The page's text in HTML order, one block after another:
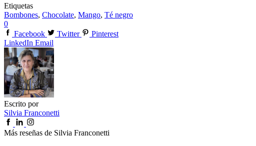
Etiquetas
Bombones, Chocolate, Mango, Té negro
0
Facebook
Twitter
Pinterest
LinkedIn Email
Escrito por
Silvia Franconetti
Más reseñas de Silvia Franconetti